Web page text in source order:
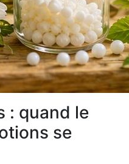
: quand le
se